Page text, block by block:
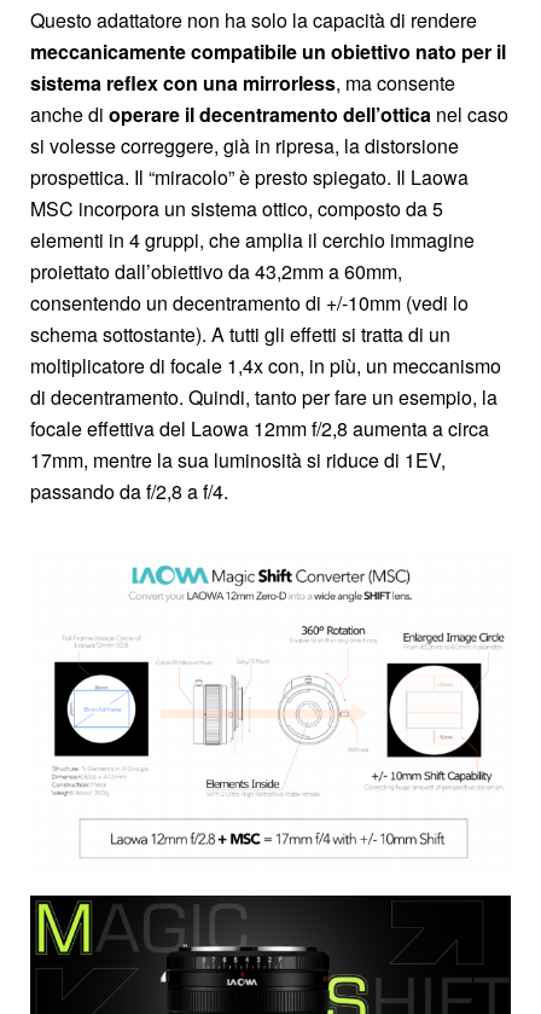
Questo adattatore non ha solo la capacità di rendere
meccanicamente compatibile un obiettivo nato per il
sistema reflex con una mirrorless, ma consente
anche di operare il decentramento dell’ottica nel caso
si volesse correggere, già in ripresa, la distorsione
prospettica. Il “miracolo” è presto spiegato. Il Laowa
MSC incorpora un sistema ottico, composto da 5
elementi in 4 gruppi, che amplia il cerchio immagine
proiettato dall’obiettivo da 43,2mm a 60mm,
consentendo un decentramento di +/-10mm (vedi lo
schema sottostante). A tutti gli effetti si tratta di un
moltiplicatore di focale 1,4x con, in più, un meccanismo
di decentramento. Quindi, tanto per fare un esempio, la
focale effettiva del Laowa 12mm f/2,8 aumenta a circa
17mm, mentre la sua luminosità si riduce di 1EV,
passando da f/2,8 a f/4.